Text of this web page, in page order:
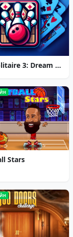
Strike Solitaire 3: Dream Resort
Stars